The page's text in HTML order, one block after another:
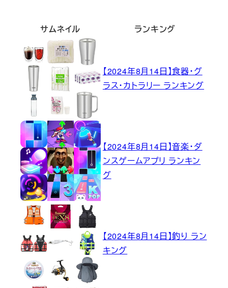
サムネイル ランキング
【2024年8月14日】食器・グ
ラス・カトラリー ランキング
【2024年8月14日】音楽・ダ
ンスゲームアプリ ランキン
グ
【2024年8月14日】釣り ラン
キング